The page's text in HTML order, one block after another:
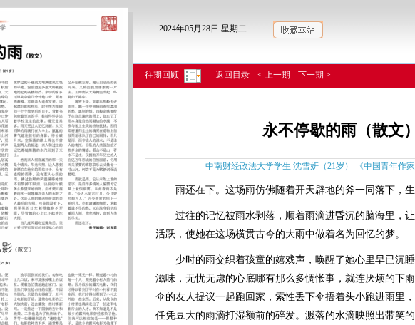
2024年05月28日 星期二
往期回顾 返回目录 < 上一期 下一期 >
永不停歇的雨（散文）
中南财经政法大学学生 沈雪妍（21岁） 《中国青年作
雨还在下。这场雨仿佛随着开天辟地的斧一同落下，生
过往的记忆被雨水剥落，顺着雨滴进昏沉的脑海里，让
活跃，使她在这场横贯古今的大雨中做着名为回忆的梦。
少时的雨交织着孩童的嬉戏声，唤醒了她心里早已沉睡
滋味，无忧无虑的心底哪有那么多惆怅事，就连厌烦的下
伞的友人提议一起跑回家，索性丢下伞捂着头小跑进雨里
任凭豆大的雨滴打湿额前的碎发。溅落的水滴映照出带笑